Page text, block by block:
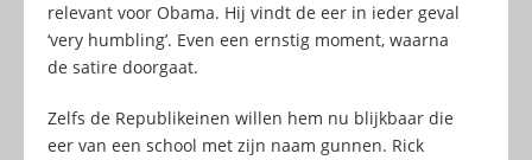
relevant voor Obama. Hij vindt de eer in ieder geval
‘very humbling’. Even een ernstig moment, waarna
de satire doorgaat.
Zelfs de Republikeinen willen hem nu blijkbaar die
eer van een school met zijn naam gunnen. Rick